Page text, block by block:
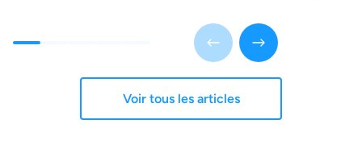
Voir tous les articles